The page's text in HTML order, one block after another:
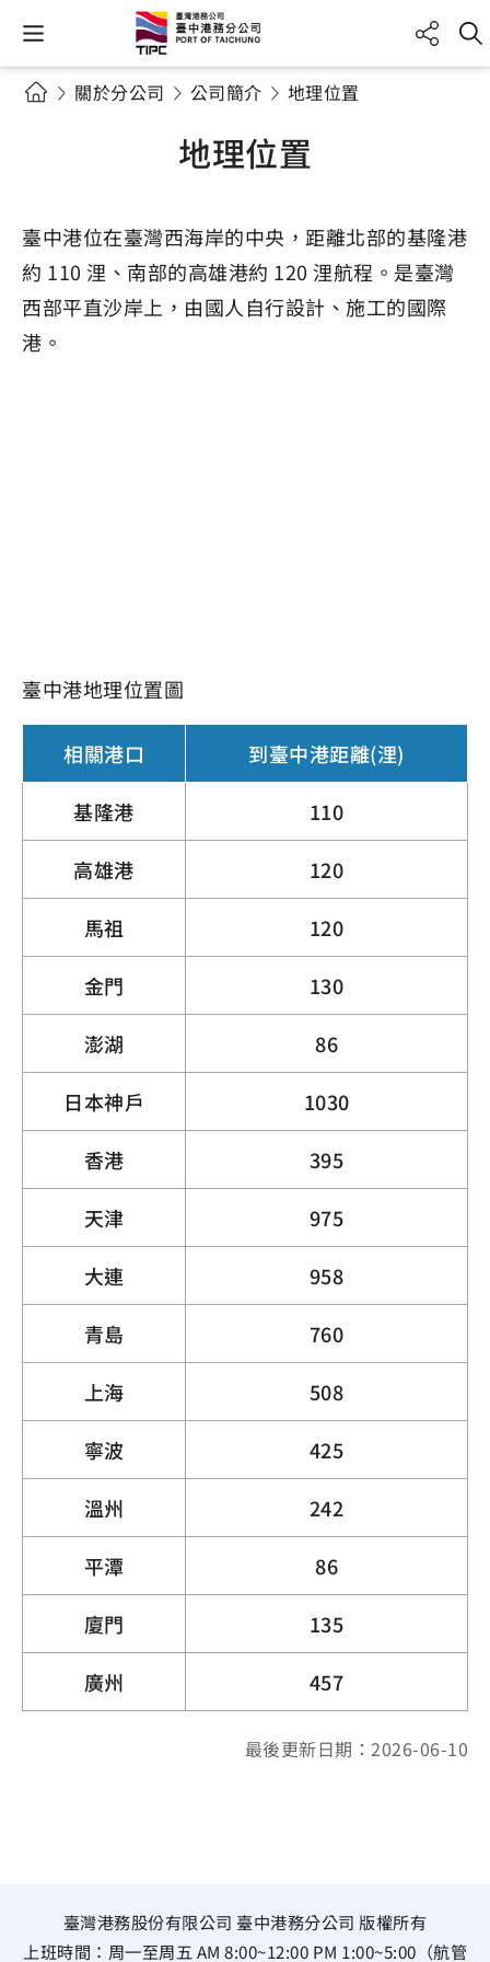
關於分公司 公司簡介 地理位置
地理位置
臺中港位在臺灣西海岸的中央，距離北部的基隆港
約 110 浬、南部的高雄港約 120 浬航程。是臺灣
西部平直沙岸上，由國人自行設計、施工的國際
港。
臺中港地理位置圖
相關港口 到臺中港距離(浬)
基隆港 110
高雄港 120
馬祖 120
金門 130
澎湖 86
日本神戶 1030
香港 395
天津 975
大連 958
青島 760
上海 508
寧波 425
溫州 242
平潭 86
廈門 135
廣州 457
最後更新日期：2026-06-10
臺灣港務股份有限公司 臺中港務分公司 版權所有
上班時間：周一至周五 AM 8:00~12:00 PM 1:00~5:00（航管